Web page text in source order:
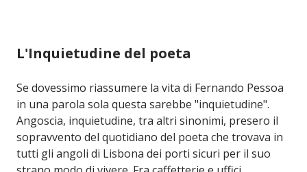
L'Inquietudine del poeta
Se dovessimo riassumere la vita di Fernando Pessoa
in una parola sola questa sarebbe "inquietudine".
Angoscia, inquietudine, tra altri sinonimi, presero il
sopravvento del quotidiano del poeta che trovava in
tutti gli angoli di Lisbona dei porti sicuri per il suo